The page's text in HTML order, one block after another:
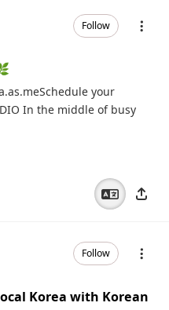
Follow
your
In the middle of busy
Follow
Korea with Korean